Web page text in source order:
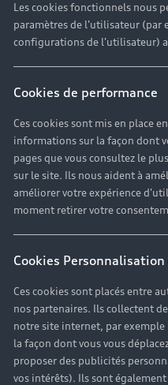
?
?
?
?
Les cookies fonctionnels nous
paramètres de l'utilisateur (par
configurations de l'utilisateur)
Cookies de performance
Ces cookies sont mis en place
informations sur la façon dont
pages que vous consultez le
sur le site. Ils nous aident à
améliorer votre expérience
moment retirer votre
Cookies
Ces cookies sont placés entre
nos partenaires. Ils collectent
notre site internet, par exemple
la façon dont vous vous
proposer des publicités
vos intérêts). Ils sont